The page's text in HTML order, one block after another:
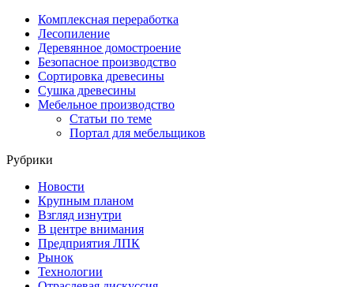
Комплексная переработка
Лесопиление
Деревянное домостроение
Безопасное производство
Сортировка древесины
Сушка древесины
Мебельное производство
Статьи по теме
Портал для мебельщиков
Рубрики
Новости
Крупным планом
Взгляд изнутри
В центре внимания
Предприятия ЛПК
Рынок
Технологии